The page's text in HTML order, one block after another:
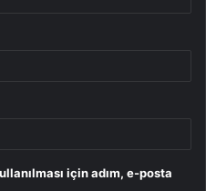
için adım, e-posta